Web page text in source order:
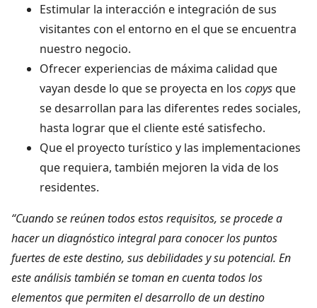
Estimular la interacción e integración de sus
visitantes con el entorno en el que se encuentra
nuestro negocio.
Ofrecer experiencias de máxima calidad que
vayan desde lo que se proyecta en los copysque
se desarrollan para las diferentes redes sociales,
hasta lograr que el cliente esté satisfecho.
Que el proyecto turístico y las implementaciones
que requiera, también mejoren la vida de los
residentes.
“Cuando se reúnen todos estos requisitos, se procede a
hacer un diagnóstico integral para conocer los puntos
fuertes de este destino, sus debilidades y su potencial. En
este análisis también se toman en cuenta todos los
elementos que permiten el desarrollo de un destino